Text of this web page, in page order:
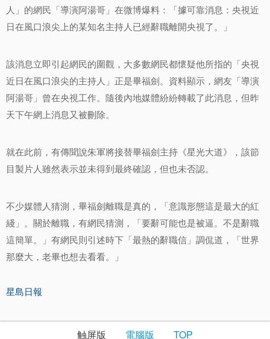
人」的網民「導演阿湯哥」在微博爆料：「據可靠消息：央視近
日在風口浪尖上的某知名主持人已經辭職離開央視了。」
該消息立即引起網民的圍觀，大多數網民都懷疑他所指的「央視
近日在風口浪尖的主持人」正是畢福劍。資料顯示，網友「導演
阿湯哥」曾在央視工作。隨後內地媒體紛紛轉載了此消息，但昨
天下午網上消息又被刪除。
就在此前，有傳聞說朱軍將接替畢福劍主持《星光大道》，該節
目製片人雖然表示並未得到最終確認，但也未否認。
不少媒體人猜測，畢福劍離職是真的，「意識形態這是最大的紅
綫」。關於離職，有網民猜測，「要辭可能也是被逼。不是辭職
這簡單。」有網民則引述時下「最熱的辭職信」調侃道，「世界
那麼大，老畢也想去看看。」
星島日報
触屏版 電腦版 TOP